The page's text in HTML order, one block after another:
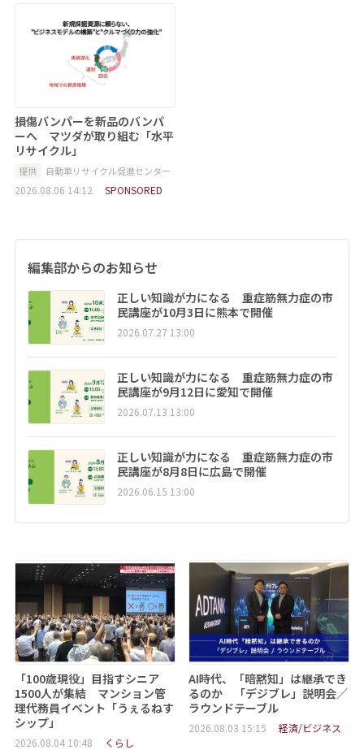
損傷バンパーを新品のバンパ
ーへ マツダが取り組む「水平
リサイクル」
提供 自動車リサイクル促進センター
2026.08.06 14:12 SPONSORED
編集部からのお知らせ
正しい知識が力になる 重症筋無力症の市
民講座が10月3日に熊本で開催
2026.07.27 13:00
正しい知識が力になる 重症筋無力症の市
民講座が9月12日に愛知で開催
2026.07.13 13:00
正しい知識が力になる 重症筋無力症の市
民講座が8月8日に広島で開催
2026.06.15 13:00
「100歳現役」目指すシニア
1500人が集結 マンション管
理代務員イベント「うぇるねす
シップ」
2026.08.04 10:48 くらし
AI時代、「暗黙知」は継承でき
るのか 「デジブレ」説明会／
ラウンドテーブル
2026.08.03 15:15 経済/ビジネス